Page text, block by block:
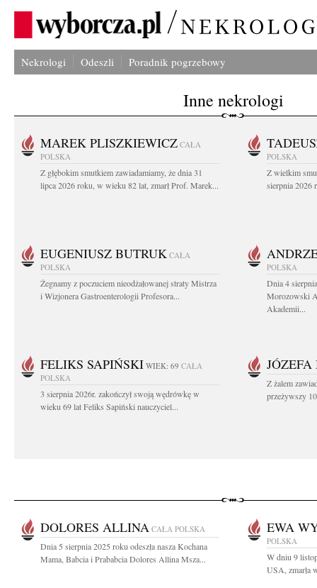
Nekrologi Odeszli Poradnik pogrzebowy
Inne nekrologi
MAREK PLISZKIEWICZ CAŁA
POLSKA
Z głębokim smutkiem zawiadamiamy, że dnia 31
lipca 2026 roku, w wieku 82 lat, zmarł Prof. Marek...
POLSKA
Z wielkim
sierpnia 2026
EUGENIUSZ BUTRUK CAŁA
POLSKA
Żegnamy z poczuciem nieodżałowanej straty Mistrza
i Wizjonera Gastroenterologii Profesora...
POLSKA
Dnia 4
Morozowski
Akademii...
FELIKS SAPIŃSKI WIEK: 69 CAŁA
POLSKA
3 sierpnia 2026r. zakończył swoją wędrówkę w
wieku 69 lat Feliks Sapiński nauczyciel...
Z żalem
przeżywszy
DOLORES ALLINA CAŁA POLSKA
Dnia 5 sierpnia 2025 roku odeszła nasza Kochana
Mama, Babcia i Prababcia Dolores Allina Msza...
EWA
POLSKA
W dniu 9
USA, zmarła